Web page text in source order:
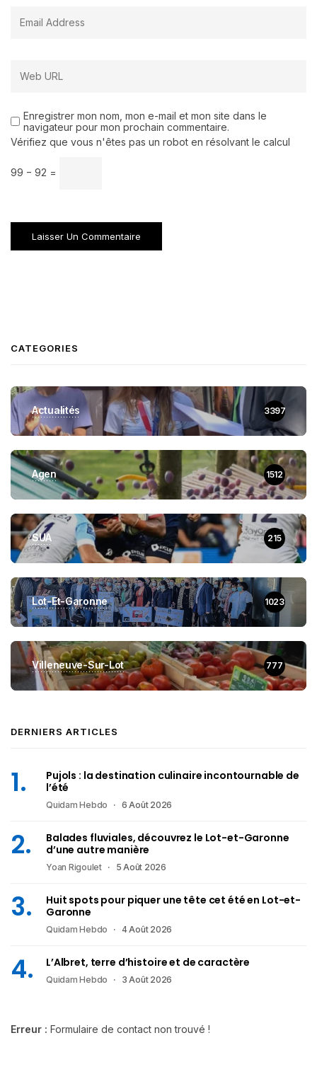
Enregistrer mon nom, mon e-mail et mon site dans le
navigateur pour mon prochain commentaire.
Vérifiez que vous n'êtes pas un robot en résolvant le calcul
99 − 92 =
CATEGORIES
Actualités 3397
Agen 1512
SUA 215
Lot-Et-Garonne 1023
Villeneuve-Sur-Lot 777
DERNIERS ARTICLES
Pujols : la destination culinaire incontournable de
l’été
Quidam Hebdo 6 Août 2026
Balades fluviales, découvrez le Lot-et-Garonne
d’une autre manière
Yoan Rigoulet 5 Août 2026
Huit spots pour piquer une tête cet été en Lot-et-
Garonne
Quidam Hebdo 4 Août 2026
L’Albret, terre d’histoire et de caractère
Quidam Hebdo 3 Août 2026
Erreur : Formulaire de contact non trouvé !